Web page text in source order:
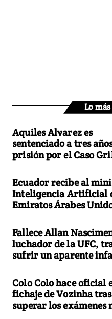
Lo
Aquiles Alvarez es
sentenciado a tres
prisión por el Caso
Ecuador recibe al
Inteligencia Artificial
Emiratos Árabes
Fallece Allan
luchador de la UFC,
sufrir un aparente
Colo Colo hace oficial
fichaje de Vozinha tras
superar los exámenes